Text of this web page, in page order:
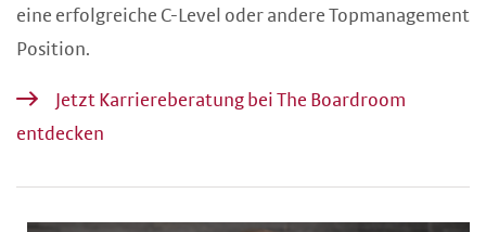
eine erfolgreiche C-Level oder andere Topmanagement
Position.
Jetzt Karriereberatung bei The Boardroom
entdecken